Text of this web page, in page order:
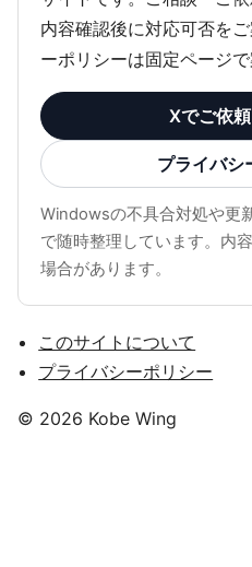
内容確認後に対応可否を
ーポリシーは固定ページで
Xでご依
プライバシ
Windowsの不具合対処や更
で随時整理しています。内
場合があります。
このサイトについて
プライバシーポリシー
© 2026 Kobe Wing